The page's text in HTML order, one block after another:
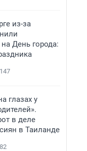
из-за
День города:
147
глазах у
в деле
в Таиланде
82